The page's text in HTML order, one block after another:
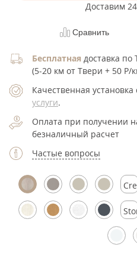
Доставим
Сравнить
Бесплатная доставка по
(5-20 км от Твери + 50 Р/
Качественная установка
услуги.
Оплата при получении
безналичный расчет
Частые вопросы
Silk
Silk